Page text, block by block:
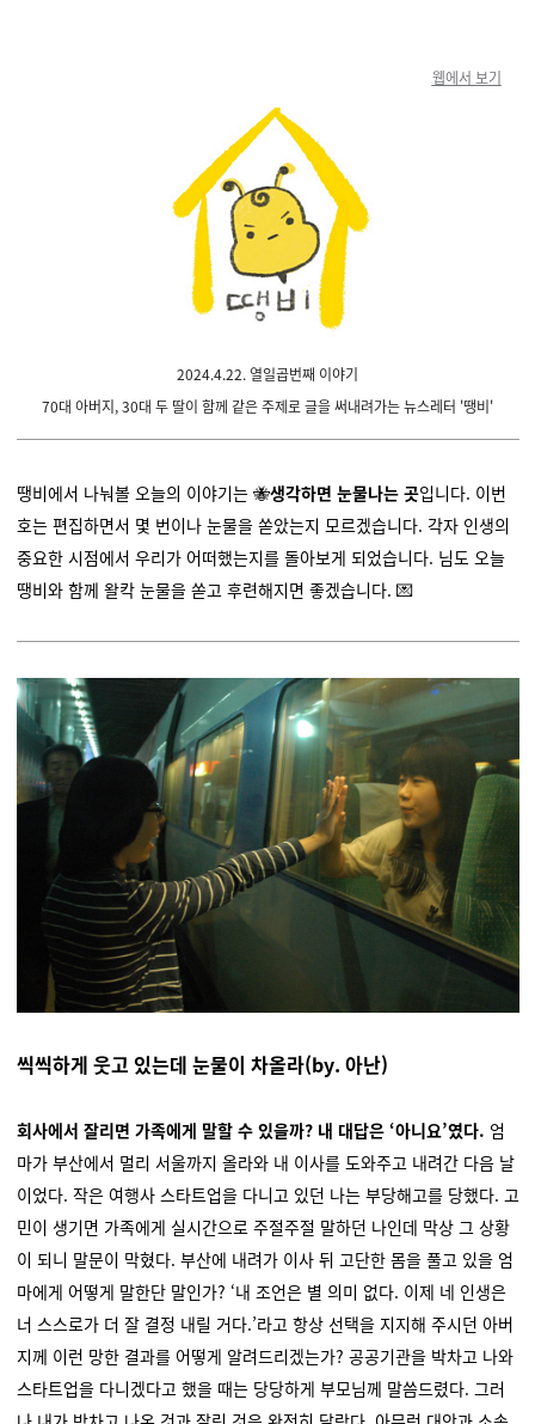
웹에서 보기
2024.4.22. 열일곱번째 이야기
70대 아버지, 30대 두 딸이 함께 같은 주제로 글을 써내려가는 뉴스레터 '땡비'
땡비에서 나눠볼 오늘의 이야기는 🐝생각하면 눈물나는 곳입니다. 이번
호는 편집하면서 몇 번이나 눈물을 쏟았는지 모르겠습니다. 각자 인생의
중요한 시점에서 우리가 어떠했는지를 돌아보게 되었습니다. 님도 오늘
땡비와 함께 왈칵 눈물을 쏟고 후련해지면 좋겠습니다. 💌
씩씩하게 웃고 있는데 눈물이 차올라(by. 아난)
회사에서 잘리면 가족에게 말할 수 있을까? 내 대답은 ‘아니요’였다. 엄
마가 부산에서 멀리 서울까지 올라와 내 이사를 도와주고 내려간 다음 날
이었다. 작은 여행사 스타트업을 다니고 있던 나는 부당해고를 당했다. 고
민이 생기면 가족에게 실시간으로 주절주절 말하던 나인데 막상 그 상황
이 되니 말문이 막혔다. 부산에 내려가 이사 뒤 고단한 몸을 풀고 있을 엄
마에게 어떻게 말한단 말인가? ‘내 조언은 별 의미 없다. 이제 네 인생은
너 스스로가 더 잘 결정 내릴 거다.’라고 항상 선택을 지지해 주시던 아버
지께 이런 망한 결과를 어떻게 알려드리겠는가? 공공기관을 박차고 나와
스타트업을 다니겠다고 했을 때는 당당하게 부모님께 말씀드렸다. 그러